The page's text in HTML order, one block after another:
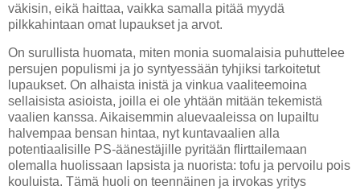
väkisin, eikä haittaa, vaikka samalla pitää myydä
pilkkahintaan omat lupaukset ja arvot.
On surullista huomata, miten monia suomalaisia puhuttelee
persujen populismi ja jo syntyessään tyhjiksi tarkoitetut
lupaukset. On alhaista inistä ja vinkua vaaliteemoina
sellaisista asioista, joilla ei ole yhtään mitään tekemistä
vaalien kanssa. Aikaisemmin aluevaaleissa on lupailtu
halvempaa bensan hintaa, nyt kuntavaalien alla
potentiaalisille PS-äänestäjille pyritään flirttailemaan
olemalla huolissaan lapsista ja nuorista: tofu ja pervoilu pois
kouluista. Tämä huoli on teennäinen ja irvokas yritys